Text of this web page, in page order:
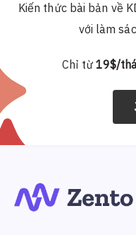
Kiến thức bài bản về
với làm
Chỉ từ 19$/